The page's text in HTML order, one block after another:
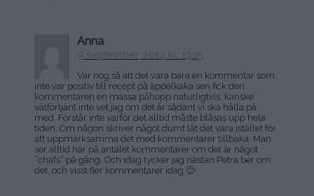
Anna
9 september, 2014 kl. 13:15
Var nog så att det vara bara en kommentar som
inte var positiv till recept på äppelkaka sen fick den
kommentaren en massa påhopp naturligtvis, kanske
välförtjänt inte vet jag om det är sådant vi ska hålla på
med. Förstår inte varför det alltid måste blåsas upp hela
tiden. Om någon skriver något dumt låt det vara istället för
att uppmärksamma det med kommentarer tillbaka. Man
ser alltid här på antalet kommentarer om det är något
”chafs” på gång. Och idag tycker jag nästan Petra ber om
det. och visst fler kommentarer idag 🙂